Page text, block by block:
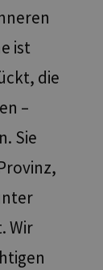
ist
die
–
Sie
Wir